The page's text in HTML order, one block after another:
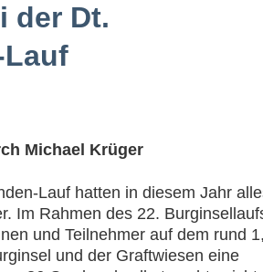
der Dt.
Michael Krüger
Lauf hatten in diesem Jahr
Im Rahmen des 22.
und Teilnehmer auf dem rund
und der Graftwiesen eine